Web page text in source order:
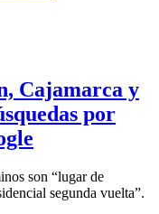
Cajamarca y
por
son “lugar de
segunda vuelta”.